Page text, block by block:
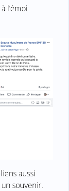
l’émoi
aussi
souvenir.